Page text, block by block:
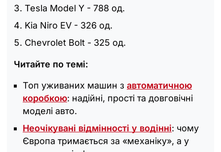
Tesla Model Y - 788 од.
Kia Niro EV - 326 од.
Chevrolet Bolt - 325 од.
Читайте по темі:
Топ уживаних машин з автоматичною
коробкою: надійні, прості та довговічні
моделі авто.
Неочікувані відмінності у водінні: чому
Європа тримається за «механіку», а у